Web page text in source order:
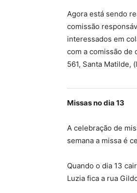
Agora está sendo
comissão
interessados em
com a comissão de
561, Santa Matilde,
Missas no dia 13
A celebração de
semana a missa é
Quando o dia 13
Luzia fica a rua